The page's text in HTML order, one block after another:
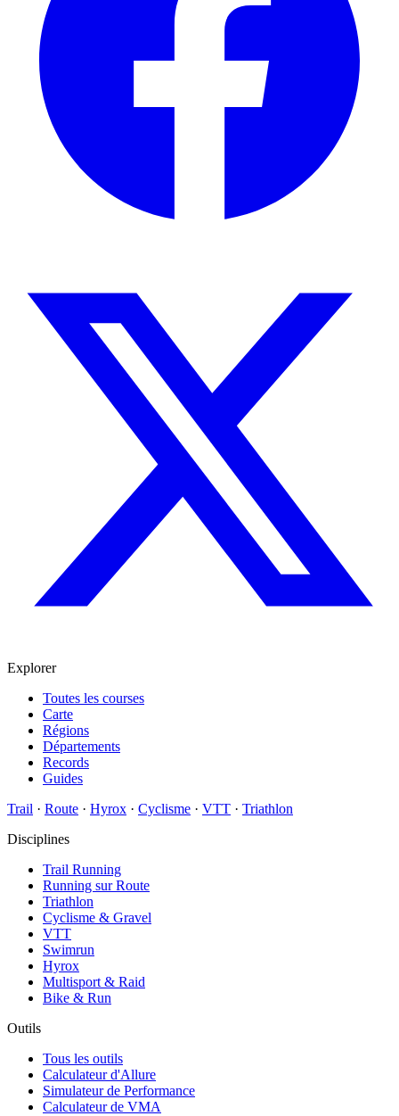
Explorer
Toutes les courses
Carte
Régions
Départements
Records
Guides
Trail · Route · Hyrox · Cyclisme · VTT · Triathlon
Disciplines
Trail Running
Running sur Route
Triathlon
Cyclisme & Gravel
VTT
Swimrun
Hyrox
Multisport & Raid
Bike & Run
Outils
Tous les outils
Calculateur d'Allure
Simulateur de Performance
Calculateur de VMA